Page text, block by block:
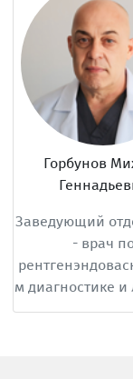
Горбунов Михаил
Геннадьевич
- врач по
и